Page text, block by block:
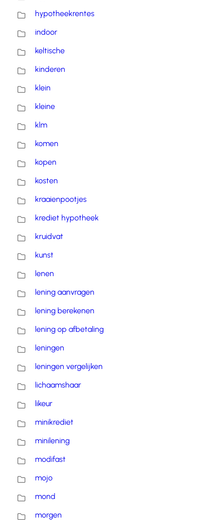
hypotheekrentes
indoor
keltische
kinderen
klein
kleine
klm
komen
kopen
kosten
kraaienpootjes
krediet hypotheek
kruidvat
kunst
lenen
lening aanvragen
lening berekenen
lening op afbetaling
leningen
leningen vergelijken
lichaamshaar
likeur
minikrediet
minilening
modifast
mojo
mond
morgen